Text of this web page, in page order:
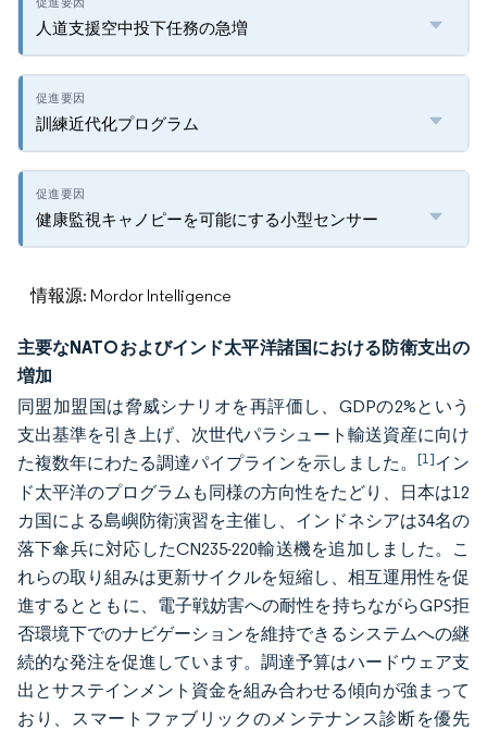
人道支援空中投下任務の急増
訓練近代化プログラム
健康監視キャノピーを可能にする小型センサー
情報源: Mordor Intelligence
主要なNATOおよびインド太平洋諸国における防衛支出の
増加
同盟加盟国は脅威シナリオを再評価し、GDPの2%という
支出基準を引き上げ、次世代パラシュート輸送資産に向け
た複数年にわたる調達パイプラインを示しました。 [1]イン
ド太平洋のプログラムも同様の方向性をたどり、日本は12
カ国による島嶼防衛演習を主催し、インドネシアは34名の
落下傘兵に対応したCN235-220輸送機を追加しました。こ
れらの取り組みは更新サイクルを短縮し、相互運用性を促
進するとともに、電子戦妨害への耐性を持ちながらGPS拒
否環境下でのナビゲーションを維持できるシステムへの継
続的な発注を促進しています。調達予算はハードウェア支
出とサステインメント資金を組み合わせる傾向が強まって
おり、スマートファブリックのメンテナンス診断を優先